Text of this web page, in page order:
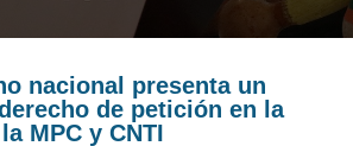
nacional presenta un
de petición en la
MPC y CNTI